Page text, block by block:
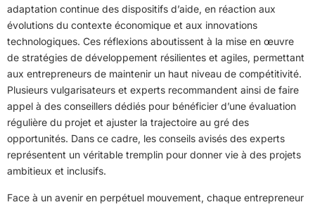
adaptation continue des dispositifs d’aide, en réaction aux
évolutions du contexte économique et aux innovations
technologiques. Ces réflexions aboutissent à la mise en œuvre
de stratégies de développement résilientes et agiles, permettant
aux entrepreneurs de maintenir un haut niveau de compétitivité.
Plusieurs vulgarisateurs et experts recommandent ainsi de faire
appel à des conseillers dédiés pour bénéficier d’une évaluation
régulière du projet et ajuster la trajectoire au gré des
opportunités. Dans ce cadre, les conseils avisés des experts
représentent un véritable tremplin pour donner vie à des projets
ambitieux et inclusifs.
Face à un avenir en perpétuel mouvement, chaque entrepreneur